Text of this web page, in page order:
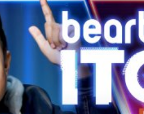
ราโมทย์’ มาประลองไอทีที่
โคตรคูล ใช้เวลาไม่นานในการ
อนไลน์ จากคลิปแรกในช่องที่เปิด
ผู้ติดตามมากถึง 2.13 ล้านซับ